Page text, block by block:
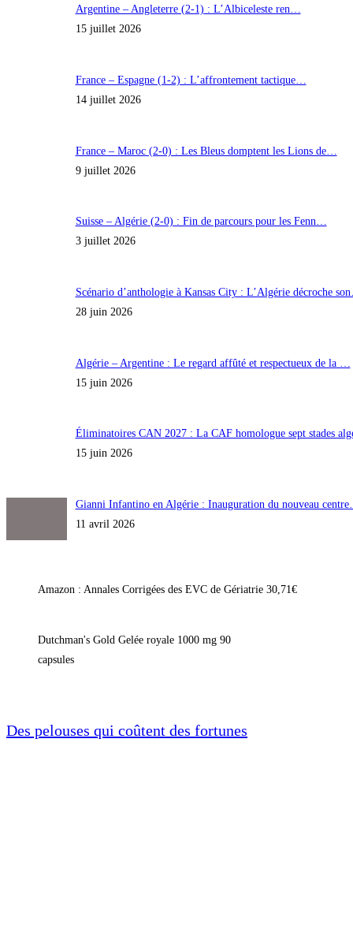
Argentine – Angleterre (2-1) : L’Albiceleste ren…
15 juillet 2026
France – Espagne (1-2) : L’affrontement tactique…
14 juillet 2026
France – Maroc (2-0) : Les Bleus domptent les Lions de…
9 juillet 2026
Suisse – Algérie (2-0) : Fin de parcours pour les Fenn…
3 juillet 2026
Scénario d’anthologie à Kansas City : L’Algérie décroche
28 juin 2026
Algérie – Argentine : Le regard affûté et respectueux de la …
15 juin 2026
Éliminatoires CAN 2027 : La CAF homologue sept stades
15 juin 2026
Gianni Infantino en Algérie : Inauguration du nouveau
11 avril 2026
Amazon : Annales Corrigées des EVC de Gériatrie 30,71€
Dutchman's Gold Gelée royale 1000 mg 90
capsules
Des pelouses qui coûtent des fortunes